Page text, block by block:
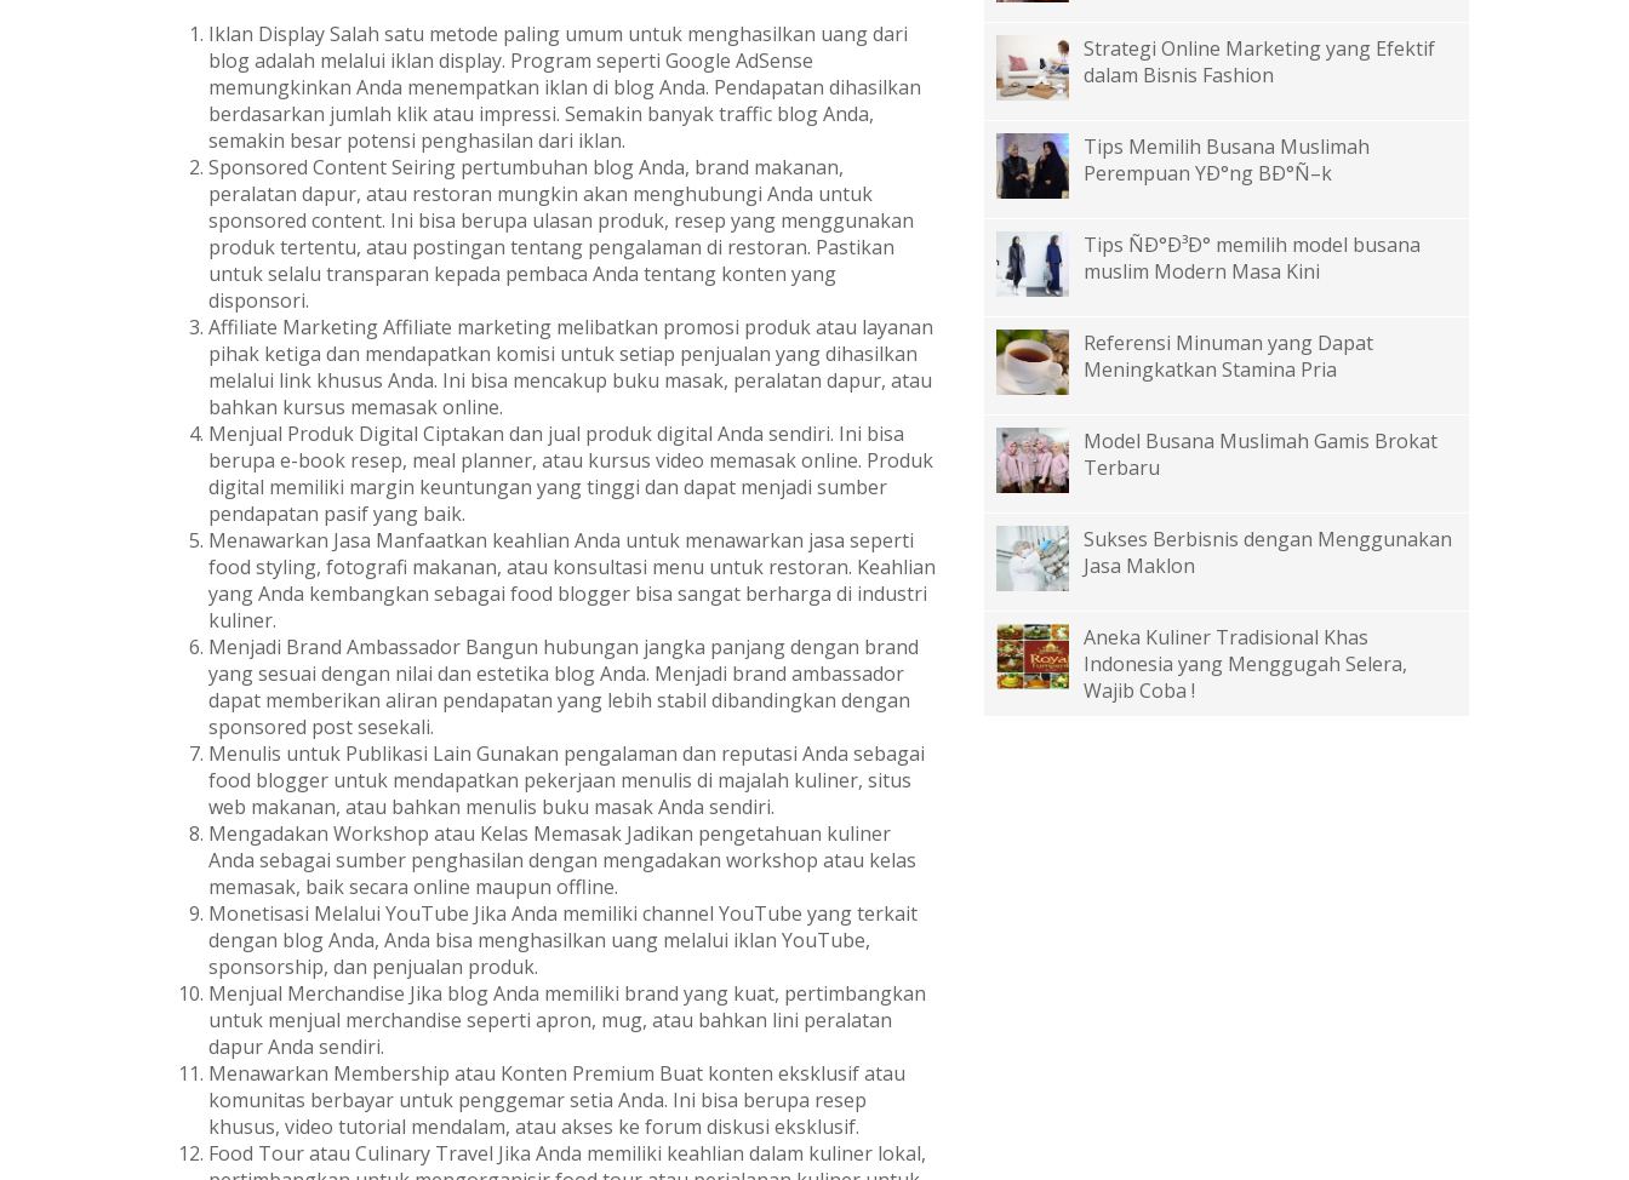
Iklan Display Salah satu metode paling umum untuk menghasilkan uang dari
blog adalah melalui iklan display. Program seperti Google AdSense
memungkinkan Anda menempatkan iklan di blog Anda. Pendapatan dihasilkan
berdasarkan jumlah klik atau impressi. Semakin banyak traffic blog Anda,
semakin besar potensi penghasilan dari iklan.
Sponsored Content Seiring pertumbuhan blog Anda, brand makanan,
peralatan dapur, atau restoran mungkin akan menghubungi Anda untuk
sponsored content. Ini bisa berupa ulasan produk, resep yang menggunakan
produk tertentu, atau postingan tentang pengalaman di restoran. Pastikan
untuk selalu transparan kepada pembaca Anda tentang konten yang
disponsori.
Affiliate Marketing Affiliate marketing melibatkan promosi produk atau layanan
pihak ketiga dan mendapatkan komisi untuk setiap penjualan yang dihasilkan
melalui link khusus Anda. Ini bisa mencakup buku masak, peralatan dapur, atau
bahkan kursus memasak online.
Menjual Produk Digital Ciptakan dan jual produk digital Anda sendiri. Ini bisa
berupa e-book resep, meal planner, atau kursus video memasak online. Produk
digital memiliki margin keuntungan yang tinggi dan dapat menjadi sumber
pendapatan pasif yang baik.
Menawarkan Jasa Manfaatkan keahlian Anda untuk menawarkan jasa seperti
food styling, fotografi makanan, atau konsultasi menu untuk restoran. Keahlian
yang Anda kembangkan sebagai food blogger bisa sangat berharga di industri
kuliner.
Menjadi Brand Ambassador Bangun hubungan jangka panjang dengan brand
yang sesuai dengan nilai dan estetika blog Anda. Menjadi brand ambassador
dapat memberikan aliran pendapatan yang lebih stabil dibandingkan dengan
sponsored post sesekali.
Menulis untuk Publikasi Lain Gunakan pengalaman dan reputasi Anda sebagai
food blogger untuk mendapatkan pekerjaan menulis di majalah kuliner, situs
web makanan, atau bahkan menulis buku masak Anda sendiri.
Mengadakan Workshop atau Kelas Memasak Jadikan pengetahuan kuliner
Anda sebagai sumber penghasilan dengan mengadakan workshop atau kelas
memasak, baik secara online maupun offline.
Monetisasi Melalui YouTube Jika Anda memiliki channel YouTube yang terkait
dengan blog Anda, Anda bisa menghasilkan uang melalui iklan YouTube,
sponsorship, dan penjualan produk.
Menjual Merchandise Jika blog Anda memiliki brand yang kuat, pertimbangkan
untuk menjual merchandise seperti apron, mug, atau bahkan lini peralatan
dapur Anda sendiri.
Menawarkan Membership atau Konten Premium Buat konten eksklusif atau
komunitas berbayar untuk penggemar setia Anda. Ini bisa berupa resep
khusus, video tutorial mendalam, atau akses ke forum diskusi eksklusif.
Food Tour atau Culinary Travel Jika Anda memiliki keahlian dalam kuliner lokal,
Strategi Online Marketing yang Efektif
dalam Bisnis Fashion
Tips Memilih Busana Muslimah
Perempuan YÐ°ng BÐ°Ñ–k
Tips ÑÐ°Ð³Ð° memilih model busana
muslim Modern Masa Kini
Referensi Minuman yang Dapat
Meningkatkan Stamina Pria
Model Busana Muslimah Gamis Brokat
Terbaru
Sukses Berbisnis dengan Menggunakan
Jasa Maklon
Aneka Kuliner Tradisional Khas
Indonesia yang Menggugah Selera,
Wajib Coba !